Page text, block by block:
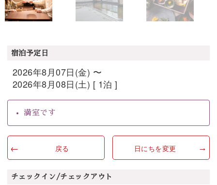
宿泊予定日
2026年8月07日(金) 〜
2026年8月08日(土) [ 1泊 ]
満室です
戻る 日にちを変更
チェックイン/チェックアウト